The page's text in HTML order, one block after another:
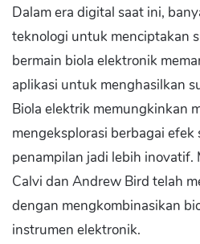
Dalam era digital saat ini,
teknologi untuk menciptakan
bermain biola elektronik
aplikasi untuk menghasilkan
Biola elektrik memungkinkan
mengeksplorasi berbagai
penampilan jadi lebih inovatif.
Calvi dan Andrew Bird telah
dengan mengkombinasikan
instrumen elektronik.